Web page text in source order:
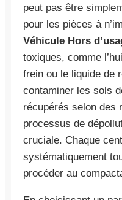
peut pas être
pour les pièces à
Véhicule Hors
toxiques, comme
frein ou le liquide de
contaminer les sols
récupérés selon des
processus de
cruciale. Chaque
systématiquement
procéder au